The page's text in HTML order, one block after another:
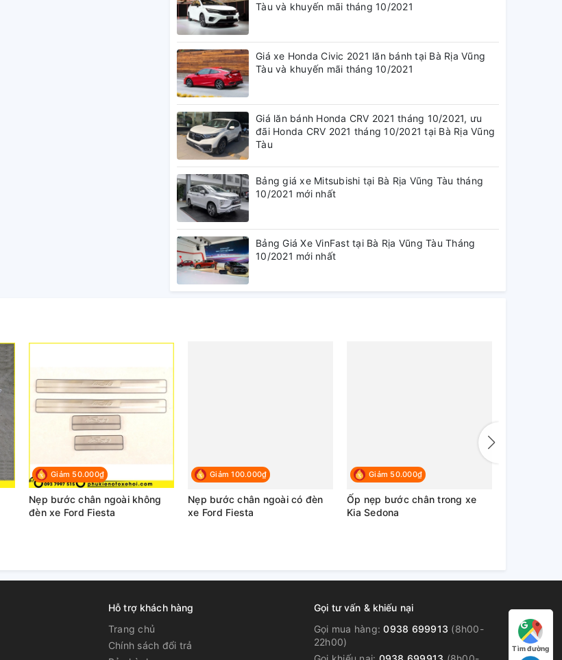
Tàu và khuyến mãi tháng 10/2021
Giá xe Honda Civic 2021 lăn bánh tại Bà Rịa Vũng
Tàu và khuyến mãi tháng 10/2021
Giá lăn bánh Honda CRV 2021 tháng 10/2021, ưu
đãi Honda CRV 2021 tháng 10/2021 tại Bà Rịa Vũng
Tàu
Bảng giá xe Mitsubishi tại Bà Rịa Vũng Tàu tháng
10/2021 mới nhất
Bảng Giá Xe VinFast tại Bà Rịa Vũng Tàu Tháng
10/2021 mới nhất
Giảm 50.000₫
Nẹp bước chân ngoài không
đèn xe Ford Fiesta
Giảm 100.000₫
Nẹp bước chân ngoài có đèn
xe Ford Fiesta
Giảm 50.000₫
Ốp nẹp bước chân trong xe
Kia Sedona
Hỗ trợ khách hàng
Trang chủ
Chính sách đổi trả
Gọi tư vấn & khiếu nại
Gọi mua hàng:0938 699913 (8h00-
22h00)
Tìm đường